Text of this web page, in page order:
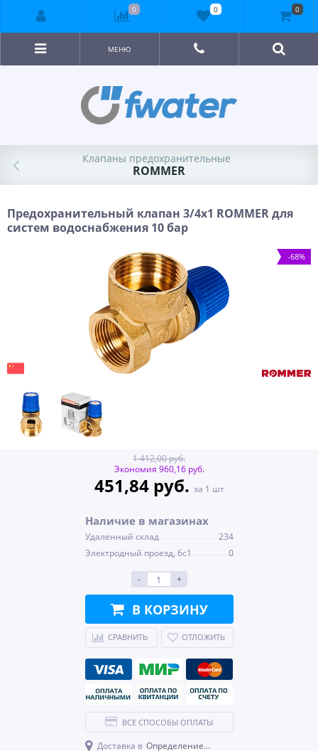
МЕНЮ
Клапаны предохранительные
ROMMER
Предохранительный клапан 3/4х1 ROMMER для
систем водоснабжения 10 бар
-68%
1 412,00 руб.
Экономия 960,16 руб.
451,84 руб. за 1 шт
Наличие в магазинах
Удаленный склад
234
Электродный проезд, 6с1
0
- +
В КОРЗИНУ
СРАВНИТЬ ОТЛОЖИТЬ
ВСЕ СПОСОБЫ ОПЛАТЫ
Доставка в Определение...
0 0 0